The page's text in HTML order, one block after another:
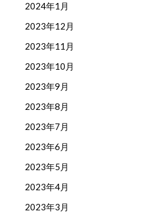
2024年1月
2023年12月
2023年11月
2023年10月
2023年9月
2023年8月
2023年7月
2023年6月
2023年5月
2023年4月
2023年3月